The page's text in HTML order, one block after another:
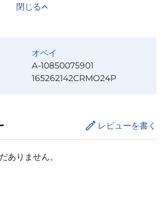
閉じる
オベイ
A-10850075901
165262142CRMO24P
レビューを書く
ありません。